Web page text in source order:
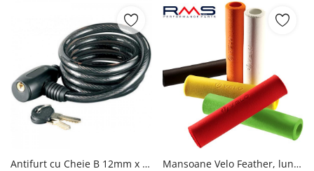
Antifurt cu Cheie B 12mm x 6,3mm x 150cm MX Biciclete
Mansoane Velo Feather, lungime 130mm, O32mm, culoare galben Velo